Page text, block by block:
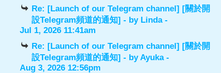
Re: [Launch of our Telegram channel] [關於開
設Telegram頻道的通知] - by Linda-
Jul 1, 2026 11:41am
Re: [Launch of our Telegram channel] [關於開
設Telegram頻道的通知] - byAyuka-
Aug 3, 2026 12:56pm